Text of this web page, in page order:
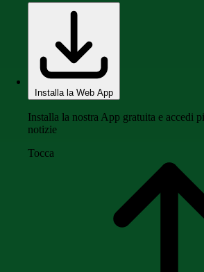
Installa la Web App
Installa la nostra App gratuita e accedi
notizie
Tocca